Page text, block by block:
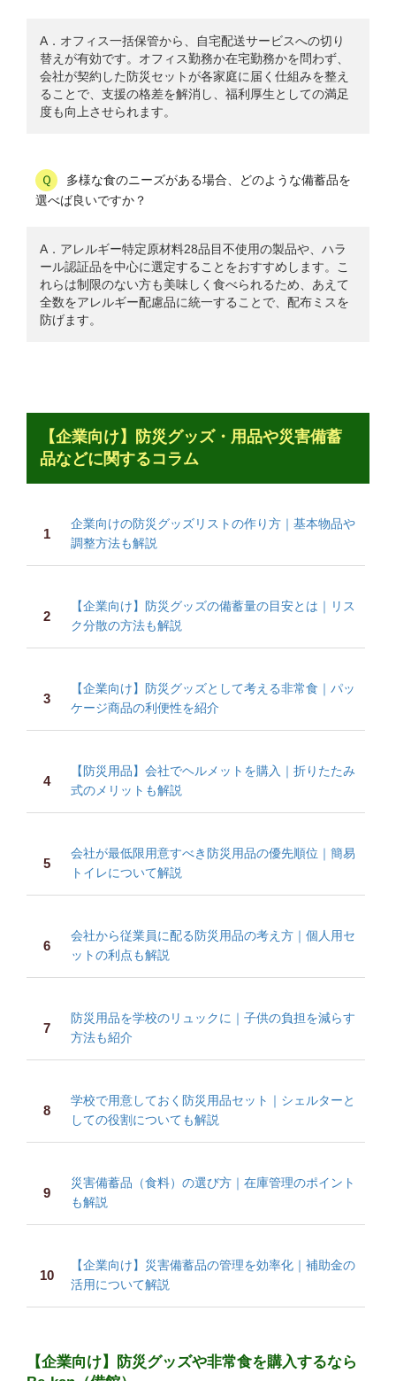
A．オフィス一括保管から、自宅配送サービスへの切り
替えが有効です。オフィス勤務か在宅勤務かを問わず、
会社が契約した防災セットが各家庭に届く仕組みを整え
ることで、支援の格差を解消し、福利厚生としての満足
度も向上させられます。
多様な食のニーズがある場合、どのような備蓄品を
選べば良いですか？
A．アレルギー特定原材料28品目不使用の製品や、ハラ
ール認証品を中心に選定することをおすすめします。こ
れらは制限のない方も美味しく食べられるため、あえて
全数をアレルギー配慮品に統一することで、配布ミスを
防げます。
【企業向け】防災グッズ・用品や災害備蓄
品などに関するコラム
企業向けの防災グッズリストの作り方｜基本物品や
調整方法も解説
【企業向け】防災グッズの備蓄量の目安とは｜リス
ク分散の方法も解説
【企業向け】防災グッズとして考える非常食｜パッ
ケージ商品の利便性を紹介
【防災用品】会社でヘルメットを購入｜折りたたみ
式のメリットも解説
会社が最低限用意すべき防災用品の優先順位｜簡易
トイレについて解説
会社から従業員に配る防災用品の考え方｜個人用セ
ットの利点も解説
防災用品を学校のリュックに｜子供の負担を減らす
方法も紹介
学校で用意しておく防災用品セット｜シェルターと
しての役割についても解説
災害備蓄品（食料）の選び方｜在庫管理のポイント
も解説
【企業向け】災害備蓄品の管理を効率化｜補助金の
活用について解説
【企業向け】防災グッズや非常食を購入するなら